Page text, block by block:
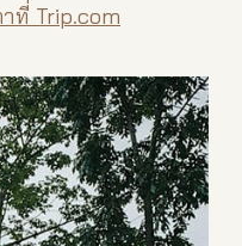
าที่ Trip.com